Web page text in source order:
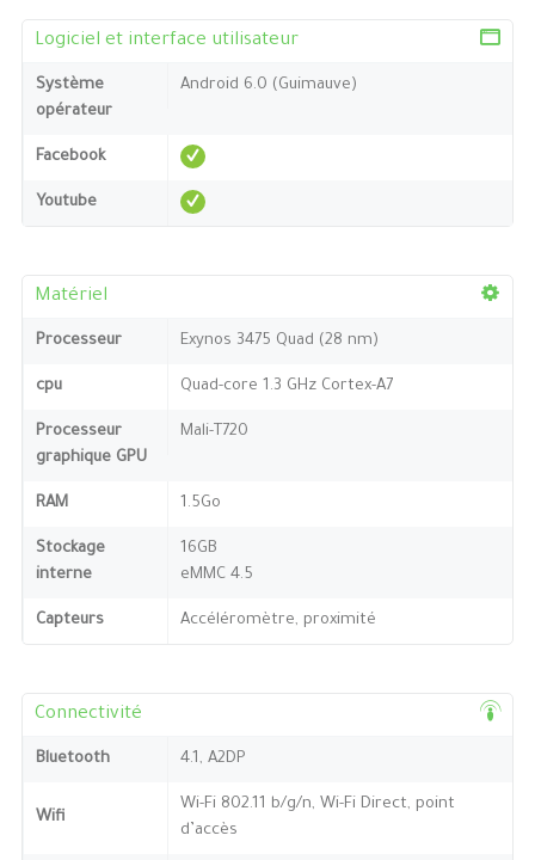
Logiciel et interface utilisateur
Système
opérateur
Android 6.0 (Guimauve)
Facebook
Youtube
Matériel
Processeur Exynos 3475 Quad (28 nm)
cpu Quad-core 1.3 GHz Cortex-A7
Processeur
graphique GPU
Mali-T720
RAM 1.5Go
Stockage
interne
16GB
eMMC 4.5
Capteurs Accéléromètre, proximité
Connectivité
Bluetooth 4.1, A2DP
Wifi
Wi-Fi 802.11 b/g/n, Wi-Fi Direct, point
d’accès